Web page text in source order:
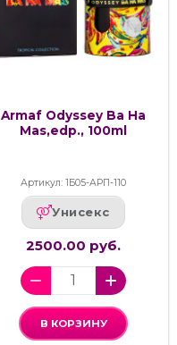
Armaf Odyssey Ba Ha
Mas,edp., 100ml
Артикул: 1Б05-АРП-110
Унисекс
2500.00 руб.
В КОРЗИНУ